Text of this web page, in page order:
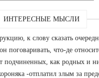
ИНТЕРЕСНЫЕ МЫСЛИ
к слову сказать
поговаривать, что-де
подчиненных, как родных и
-отплатил злым за